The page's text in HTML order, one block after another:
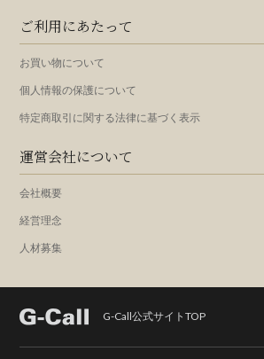
ご利用にあたって
お買い物について
個人情報の保護について
特定商取引に関する法律に基づく表示
運営会社について
会社概要
経営理念
人材募集
G-Call公式サイトTOP